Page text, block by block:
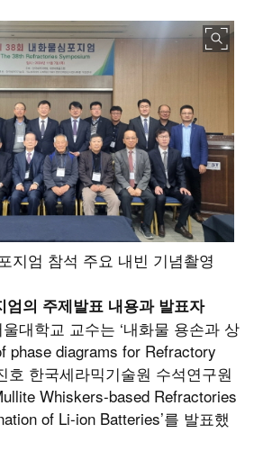
지엄 참석 주요 내빈 기념촬영
엄의 주제발표 내용과 발표자
대학교 교수는 ‘내화물 용손과 상
phase diagrams for Refractory
호 한국세라믹기술원 수석연구원
Whiskers-based Refractories
of Li-ion Batteries’를 발표했